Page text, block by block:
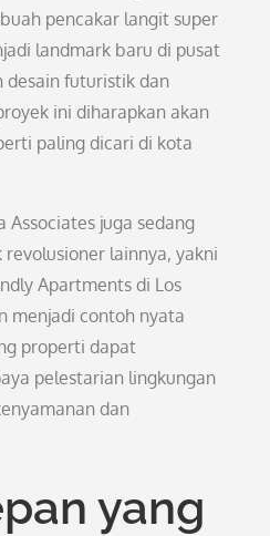
pencakar langit super
landmark baru di pusat
desain futuristik dan
ini diharapkan akan
paling dicari di kota
Associates juga sedang
lainnya, yakni
Apartments di Los
menjadi contoh nyata
properti dapat
pelestarian lingkungan
dan
yang